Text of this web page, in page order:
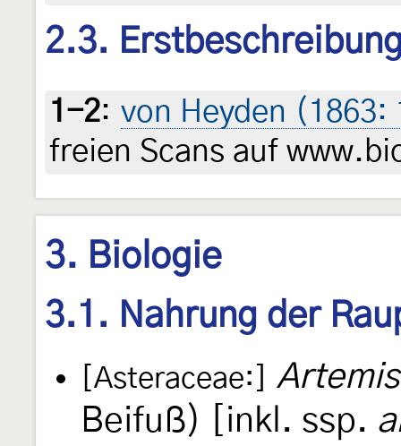
2.3.
1-2: von Heyden (1863:
freien Scans auf
3. Biologie
3.1. Nahrung der
[Asteraceae:]
Beifuß) [inkl. ssp.